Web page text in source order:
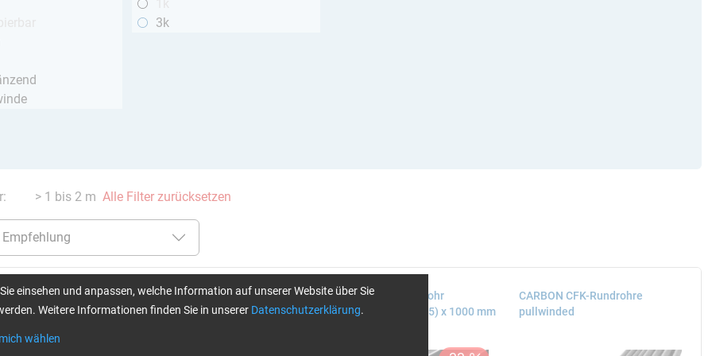
3k
> 1 bis 2 m Alle Filter zurücksetzen
Rundrohre
CARBON CFK-Rundrohre
pultrudiert (DPP™ / R&G)
CARBON CFK-Rundrohr
pultrudiert, (Ø 20 / 15) x 1000 mm
CARBON CFK-Rundrohre
pullwinded
einsehen und anpassen, welche Information auf unserer Website über Sie
Weitere Informationen finden Sie in unserer Datenschutzerklärung.
wählen